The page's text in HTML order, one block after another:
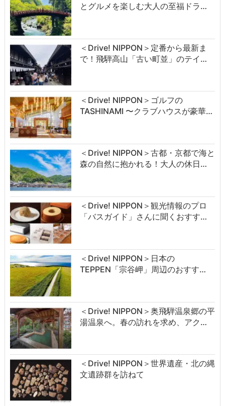
とグルメを楽しむ大人の至福ドラ…
＜Drive! NIPPON＞定番から最新ま
で！飛騨高山「古い町並」のテイ…
＜Drive! NIPPON＞ゴルフの
TASHINAMI 〜クラブハウスが豪華…
＜Drive! NIPPON＞古都・京都で海と
森の自然に抱かれる！大人の休日…
＜Drive! NIPPON＞観光情報のプロ
「バスガイド」さんに聞くおすす…
＜Drive! NIPPON＞日本の
TEPPEN「宗谷岬」周辺のおすす…
＜Drive! NIPPON＞奥飛騨温泉郷の平
湯温泉へ。春の訪れを求め、アク…
＜Drive! NIPPON＞世界遺産・北の縄
文遺跡群を訪ねて